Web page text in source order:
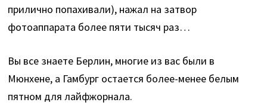
прилично попахивали), нажал на затвор
фотоаппарата более пяти тысяч раз…
Вы все знаете Берлин, многие из вас были в
Мюнхене, а Гамбург остается более-менее белым
пятном для лайфжорнала.